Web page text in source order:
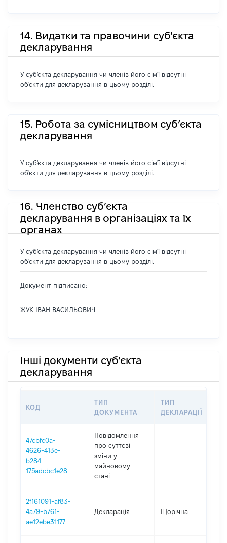
14. Видатки та правочини суб'єкта
декларування
У суб'єкта декларування чи членів його сім'ї відсутні
об'єкти для декларування в цьому розділі.
15. Робота за сумісництвом суб’єкта
декларування
У суб'єкта декларування чи членів його сім'ї відсутні
об'єкти для декларування в цьому розділі.
16. Членство суб’єкта
декларування в організаціях та їх
органах
У суб'єкта декларування чи членів його сім'ї відсутні
об'єкти для декларування в цьому розділі.
Документ підписано:
ЖУК ІВАН ВАСИЛЬОВИЧ
Інші документи суб'єкта
декларування
КОД
ТИП
ДОКУМЕНТА
ТИП
ДЕКЛАРАЦІЇ
47cbfc0a-
4626-413e-
b284-
175adcbc1e28
Повідомлення
про суттєві
зміни y
майновому
стані
-
2f161091-af83-
4a79-b761-
ae12ebe31177
Декларація Щорічна